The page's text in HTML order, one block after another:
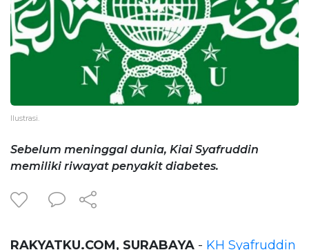
Ilustrasi.
Sebelum meninggal dunia, Kiai Syafruddin
memiliki riwayat penyakit diabetes.
RAKYATKU.COM, SURABAYA - KH Syafruddin